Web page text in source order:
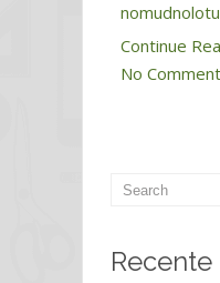
Continue
No